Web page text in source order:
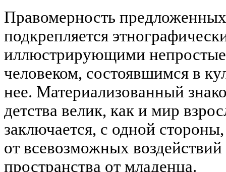
Правомерность
подкрепляется
иллюстрирующими
человеком, состоявшимся в
нее. Материализованный
детства велик, как и мир
заключается, с одной
от всевозможных
пространства от младенца.